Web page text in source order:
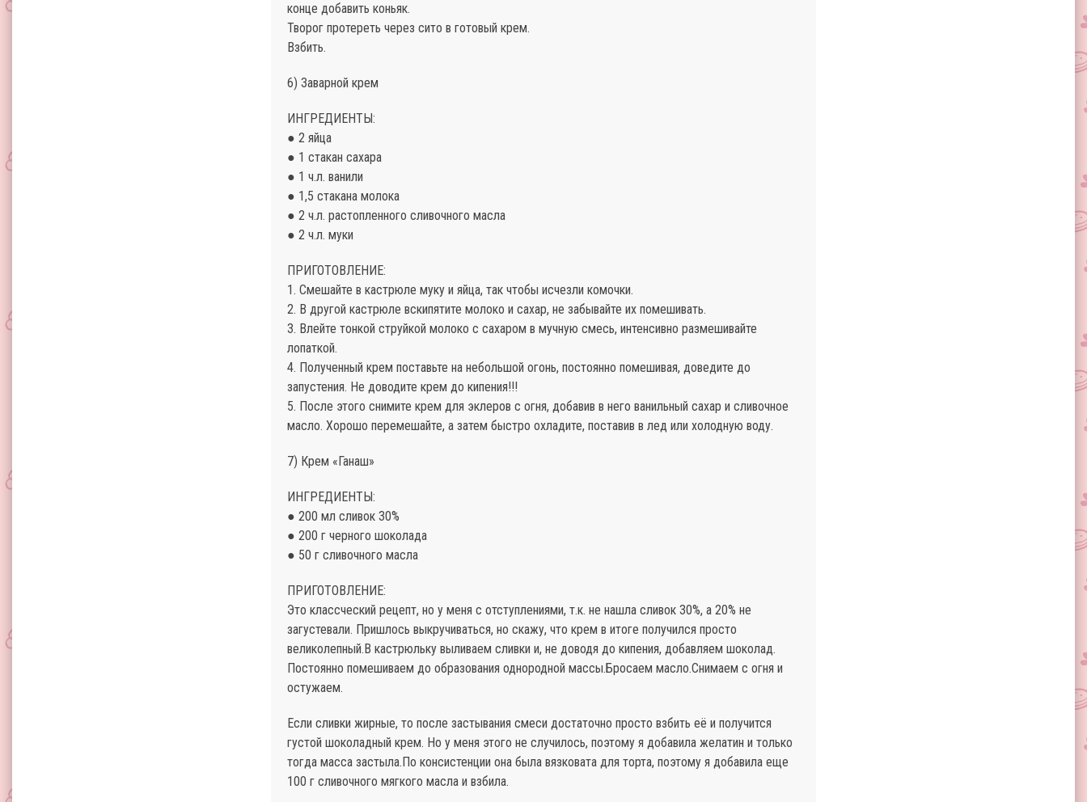
конце добавить коньяк.
Творог протереть через сито в готовый крем.
Взбить.
6) Заварной крем
ИНГРЕДИЕНТЫ:
● 2 яйца
● 1 стакан сахара
● 1 ч.л. ванили
● 1,5 стакана молока
● 2 ч.л. растопленного сливочного масла
● 2 ч.л. муки
ПРИГОТОВЛЕНИЕ:
1. Смешайте в кастрюле муку и яйца, так чтобы исчезли комочки.
2. В другой кастрюле вскипятите молоко и сахар, не забывайте их помешивать.
3. Влейте тонкой струйкой молоко с сахаром в мучную смесь, интенсивно размешивайте
лопаткой.
4. Полученный крем поставьте на небольшой огонь, постоянно помешивая, доведите до
запустения. Не доводите крем до кипения!!!
5. После этого снимите крем для эклеров с огня, добавив в него ванильный сахар и сливочное
масло. Хорошо перемешайте, а затем быстро охладите, поставив в лед или холодную воду.
7) Крем «Ганаш»
ИНГРЕДИЕНТЫ:
● 200 мл сливок 30%
● 200 г черного шоколада
● 50 г сливочного масла
ПРИГОТОВЛЕНИЕ:
Это классческий рецепт, но у меня с отступлениями, т.к. не нашла сливок 30%, а 20% не
загустевали. Пришлось выкручиваться, но скажу, что крем в итоге получился просто
великолепный.В кастрюльку выливаем сливки и, не доводя до кипения, добавляем шоколад.
Постоянно помешиваем до образования однородной массы.Бросаем масло.Снимаем с огня и
остужаем.
Если сливки жирные, то после застывания смеси достаточно просто взбить её и получится
густой шоколадный крем. Но у меня этого не случилось, поэтому я добавила желатин и только
тогда масса застыла.По консистенции она была вязковата для торта, поэтому я добавила еще
100 г сливочного мягкого масла и взбила.